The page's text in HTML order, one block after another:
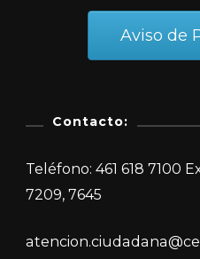
Aviso de
Contacto:
Teléfono: 461 618 7100
7209, 7645